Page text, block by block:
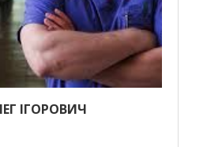
ІГОРОВИЧ